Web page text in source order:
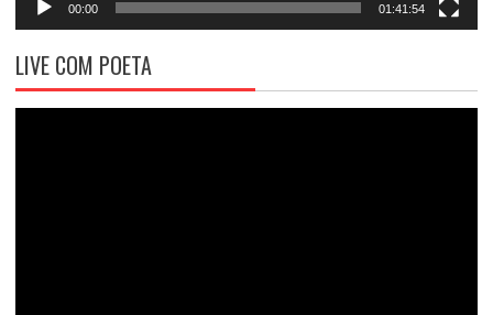
00:00 01:41:54
LIVE COM POETA